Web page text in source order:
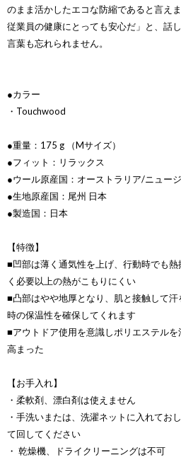
のまま活かしたエコな防縮であると言え
従業員の健康にとっても安心だ」と、話
言葉も忘れられません。
●カラー
・Touchwood
●重量：175 g （Mサイズ）
●フィット：リラックス
●ウール原産国：オーストラリア/ニュー
●生地原産国：尾州 日本
●製造国：日本
【特徴】
■凹部は薄く通気性を上げ、行動時でも
く必要以上の熱がこもりにくい
■凸部はやや地厚となり、肌と接触して
時の保温性を確保してくれます
■アウトドア使用を意識しポリエステル
高まった
【お手入れ】
・柔軟剤、漂白剤は使えません
・手洗いまたは、洗濯ネットに入れてお
て回してください
・ 乾燥機、ドライクリーニングは不可